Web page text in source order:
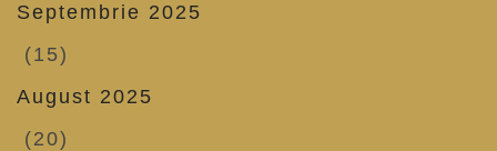
Septembrie 2025
(15)
August 2025
(20)